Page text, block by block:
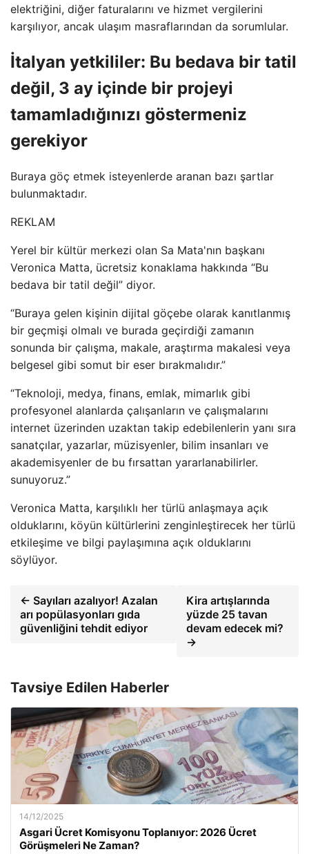
elektriğini, diğer faturalarını ve hizmet vergilerini
karşılıyor, ancak ulaşım masraflarından da sorumlular.
İtalyan yetkililer: Bu bedava bir tatil
değil, 3 ay içinde bir projeyi
tamamladığınızı göstermeniz
gerekiyor
Buraya göç etmek isteyenlerde aranan bazı şartlar
bulunmaktadır.
REKLAM
Yerel bir kültür merkezi olan Sa Mata'nın başkanı
Veronica Matta, ücretsiz konaklama hakkında “Bu
bedava bir tatil değil” diyor.
“Buraya gelen kişinin dijital göçebe olarak kanıtlanmış
bir geçmişi olmalı ve burada geçirdiği zamanın
sonunda bir çalışma, makale, araştırma makalesi veya
belgesel gibi somut bir eser bırakmalıdır.”
“Teknoloji, medya, finans, emlak, mimarlık gibi
profesyonel alanlarda çalışanların ve çalışmalarını
internet üzerinden uzaktan takip edebilenlerin yanı sıra
sanatçılar, yazarlar, müzisyenler, bilim insanları ve
akademisyenler de bu fırsattan yararlanabilirler.
sunuyoruz.”
Veronica Matta, karşılıklı her türlü anlaşmaya açık
olduklarını, köyün kültürlerini zenginleştirecek her türlü
etkileşime ve bilgi paylaşımına açık olduklarını
söylüyor.
← Sayıları azalıyor! Azalan
arı popülasyonları gıda
güvenliğini tehdit ediyor
Kira artışlarında
yüzde 25 tavan
devam edecek mi?
→
Tavsiye Edilen Haberler
14/12/2025
Asgari Ücret Komisyonu Toplanıyor: 2026 Ücret
Görüşmeleri Ne Zaman?